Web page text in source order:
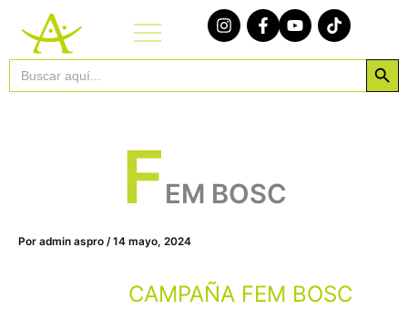
contenido
Buscar: Botón de
FEM BOSC
Por admin aspro /14 mayo, 2024
CAMPAÑA FEM BOSC